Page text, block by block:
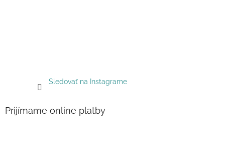
Sledovať na Instagrame
Prijímame online platby